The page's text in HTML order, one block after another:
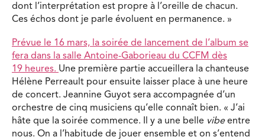
dont l’interprétation est propre à l’oreille de chacun.
Ces échos dont je parle évoluent en permanence. »
Prévue le 16 mars, la soirée de lancement de l’album se
fera dans la salle Antoine-Gaborieau du CCFM dès
19 heures. Une première partie accueillera la chanteuse
Hélène Perreault pour ensuite laisser place à une heure
de concert. Jeannine Guyot sera accompagnée d’un
orchestre de cinq musiciens qu’elle connaît bien. « J’ai
hâte que la soirée commence. Il y a une belle vibeentre
nous. On a l’habitude de jouer ensemble et on s’entend